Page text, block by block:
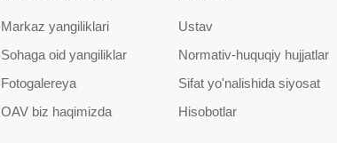
Markaz yangiliklari
Sohaga oid yangiliklar
Fotogalereya
OAV biz haqimizda
Ustav
Normativ-huquqiy hujjatlar
Sifat yo'nalishida siyosat
Hisobotlar